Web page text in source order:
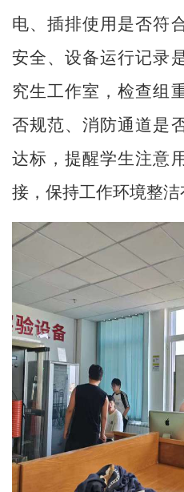
电、插排使用是否符
安全、设备运行记录
究生工作室，检查组
否规范、消防通道是
达标，提醒学生注意
接，保持工作环境整洁